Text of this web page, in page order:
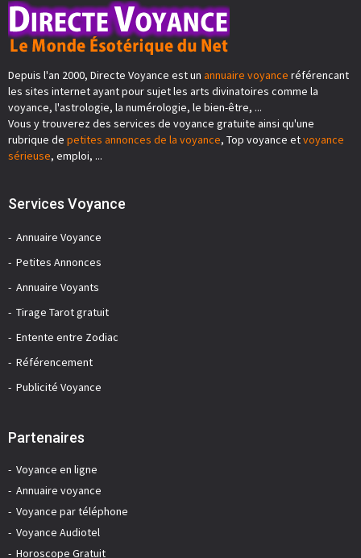
Depuis l'an 2000, Directe Voyance est un annuaire voyance référencant
les sites internet ayant pour sujet les arts divinatoires comme la
voyance, l'astrologie, la numérologie, le bien-être, ...
Vous y trouverez des services de voyance gratuite ainsi qu'une
rubrique de petites annonces de la voyance, Top voyance etvoyance
sérieuse, emploi, ...
Services Voyance
Annuaire Voyance
Petites Annonces
Annuaire Voyants
Tirage Tarot gratuit
Entente entre Zodiac
Référencement
Publicité Voyance
Partenaires
Voyance en ligne
Annuaire voyance
Voyance par téléphone
Voyance Audiotel
Horoscope Gratuit